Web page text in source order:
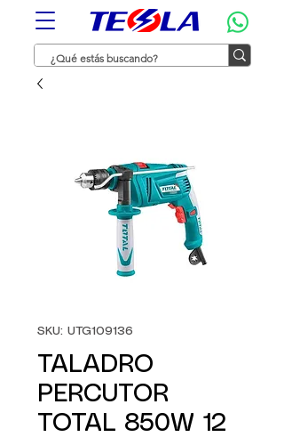
SKU: UTG109136
TALADRO
PERCUTOR
TOTAL 850W 12